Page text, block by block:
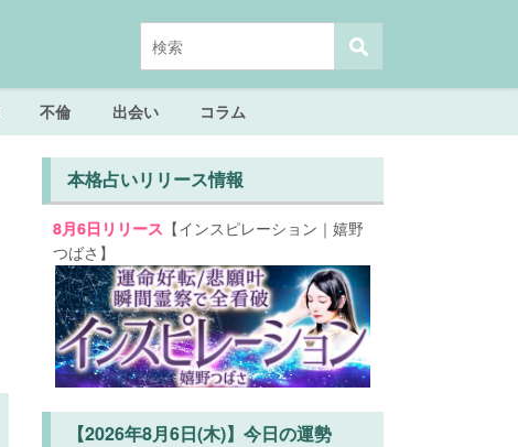
不倫 出会い コラム
本格占いリリース情報
8月6日リリース 【インスピレーション｜嬉野
つばさ】
【2026年8月6日(木)】今日の運勢